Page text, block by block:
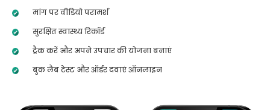
मांग पर वीडियो परामर्श
सुरक्षित स्वास्थ्य रिकॉर्ड
ट्रैक करें और अपने उपचार की योजना बनाएं
बुक लैब टेस्ट और ऑर्डर दवाएं ऑनलाइन